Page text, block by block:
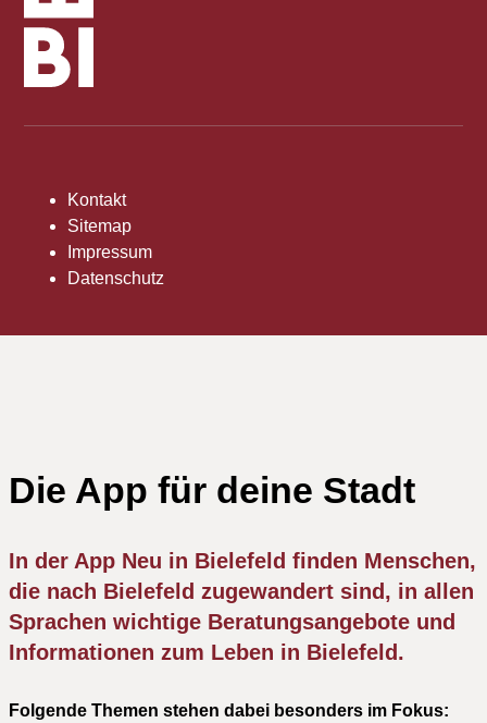
Kontakt
Sitemap
Impressum
Datenschutz
Die App für deine Stadt
In der App Neu in Bielefeld finden Menschen,
die nach Bielefeld zugewandert sind, in allen
Sprachen wichtige Beratungsangebote und
Informationen zum Leben in Bielefeld.
Folgende Themen stehen dabei besonders im Fokus: